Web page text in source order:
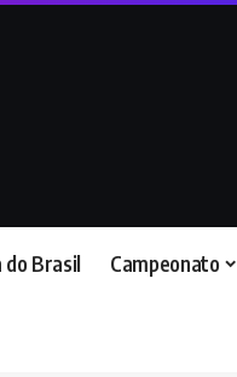
do Brasil Campeonato